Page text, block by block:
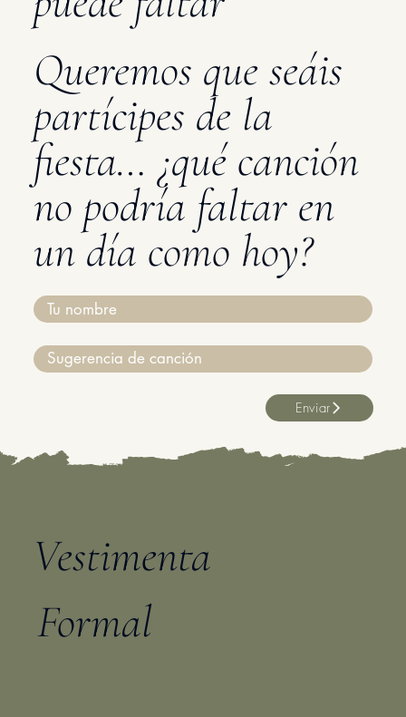
Queremos que seáis
partícipes de la
fiesta… ¿qué canción
no podría faltar en
un día como hoy?
Enviar
Vestimenta
Formal